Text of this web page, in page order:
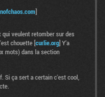
]
qui veulent retomber sur des
chouette [curlie.org] Y'a
mots) dans la section
Si ça sert a certain c'est cool,